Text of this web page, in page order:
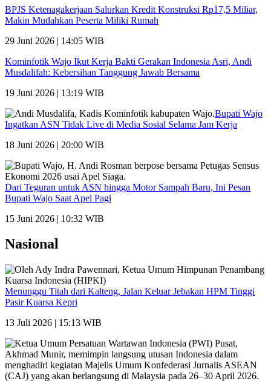
BPJS Ketenagakerjaan Salurkan Kredit Konstruksi Rp17,5 Miliar,
Makin Mudahkan Peserta Miliki Rumah
29 Juni 2026 | 14:05 WIB
Kominfotik Wajo Ikut Kerja Bakti Gerakan Indonesia Asri, Andi
Musdalifah: Kebersihan Tanggung Jawab Bersama
19 Juni 2026 | 13:19 WIB
Bupati Wajo
Ingatkan ASN Tidak Live di Media Sosial Selama Jam Kerja
18 Juni 2026 | 20:00 WIB
Dari Teguran untuk ASN hingga Motor Sampah Baru, Ini Pesan
Bupati Wajo Saat Apel Pagi
15 Juni 2026 | 10:32 WIB
Nasional
Menunggu Titah dari Kalteng, Jalan Keluar Jebakan HPM Tinggi
Pasir Kuarsa Kepri
13 Juli 2026 | 15:13 WIB